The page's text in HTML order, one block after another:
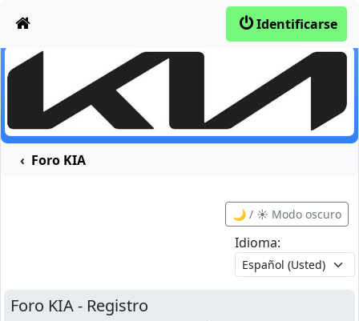
Identificarse
Foro KIA
🌙 / ☀️ Modo oscuro
Idioma:
Foro KIA - Registro